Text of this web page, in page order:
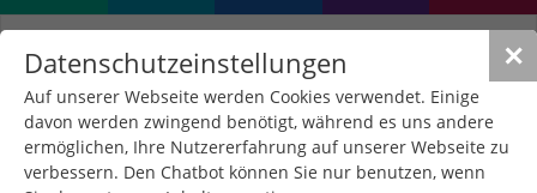
✕
Datenschutzeinstellungen
Auf unserer Webseite werden Cookies verwendet. Einige
davon werden zwingend benötigt, während es uns andere
ermöglichen, Ihre Nutzererfahrung auf unserer Webseite zu
verbessern. Den Chatbot können Sie nur benutzen, wenn